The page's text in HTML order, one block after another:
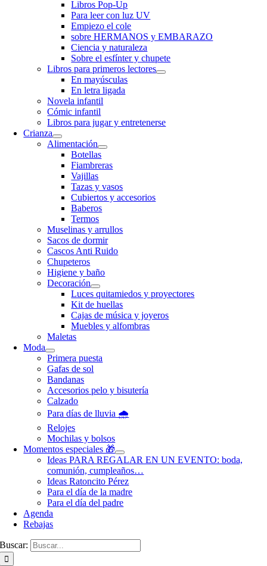
Libros Pop-Up
Para leer con luz UV
Empiezo el cole
sobre HERMANOS y EMBARAZO
Ciencia y naturaleza
Sobre el esfínter y chupete
Libros para primeros lectores
En mayúsculas
En letra ligada
Novela infantil
Cómic infantil
Libros para jugar y entretenerse
Crianza
Alimentación
Botellas
Fiambreras
Vajillas
Tazas y vasos
Cubiertos y accesorios
Baberos
Termos
Muselinas y arrullos
Sacos de dormir
Cascos Anti Ruido
Chupeteros
Higiene y baño
Decoración
Luces quitamiedos y proyectores
Kit de huellas
Cajas de música y joyeros
Muebles y alfombras
Maletas
Moda
Primera puesta
Gafas de sol
Bandanas
Accesorios pelo y bisutería
Calzado
Para días de lluvia 🌧️
Relojes
Mochilas y bolsos
Momentos especiales 🎁
Ideas PARA REGALAR EN UN EVENTO: boda,
comunión, cumpleaños…
Ideas Ratoncito Pérez
Para el día de la madre
Para el día del padre
Agenda
Rebajas
Buscar: